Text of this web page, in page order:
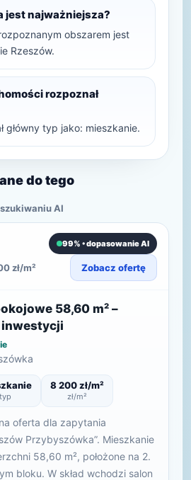
jest najważniejsza?
obszarem jest
Rzeszów.
rozpoznał
główny typ jako: mieszkanie.
do tego
AI
99% • dopasowanie AI
zł/m² Zobacz ofertę
58,60 m² –
typ
8 200 zł/m²
zł/m²
oferta dla zapytania
Przybyszówka”. Mieszkanie
58,60 m², położone na 2.
bloku. W skład wchodzi salon